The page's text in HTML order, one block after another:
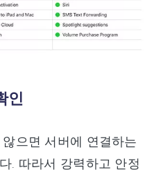
인
으면 서버에 연결하는
. 따라서 강력하고 안정